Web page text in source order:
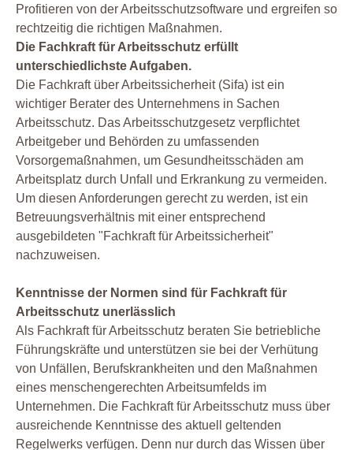
Profitieren von der Arbeitsschutzsoftware und ergreifen so
rechtzeitig die richtigen Maßnahmen.
Die Fachkraft für Arbeitsschutz erfüllt
unterschiedlichste Aufgaben.
Die Fachkraft über Arbeitssicherheit (Sifa) ist ein
wichtiger Berater des Unternehmens in Sachen
Arbeitsschutz. Das Arbeitsschutzgesetz verpflichtet
Arbeitgeber und Behörden zu umfassenden
Vorsorgemaßnahmen, um Gesundheitsschäden am
Arbeitsplatz durch Unfall und Erkrankung zu vermeiden.
Um diesen Anforderungen gerecht zu werden, ist ein
Betreuungsverhältnis mit einer entsprechend
ausgebildeten "Fachkraft für Arbeitssicherheit"
nachzuweisen.
Kenntnisse der Normen sind für Fachkraft für
Arbeitsschutz unerlässlich
Als Fachkraft für Arbeitsschutz beraten Sie betriebliche
Führungskräfte und unterstützen sie bei der Verhütung
von Unfällen, Berufskrankheiten und den Maßnahmen
eines menschengerechten Arbeitsumfelds im
Unternehmen. Die Fachkraft für Arbeitsschutz muss über
ausreichende Kenntnisse des aktuell geltenden
Regelwerks verfügen. Denn nur durch das Wissen über